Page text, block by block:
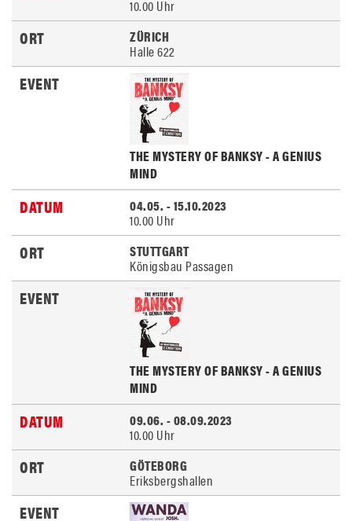
10.00 Uhr
ZÜRICH
Halle 622
THE MYSTERY OF BANKSY - A GENIUS
MIND
04.05. - 15.10.2023
10.00 Uhr
STUTTGART
Königsbau Passagen
THE MYSTERY OF BANKSY - A GENIUS
MIND
09.06. - 08.09.2023
10.00 Uhr
GÖTEBORG
Eriksbergshallen